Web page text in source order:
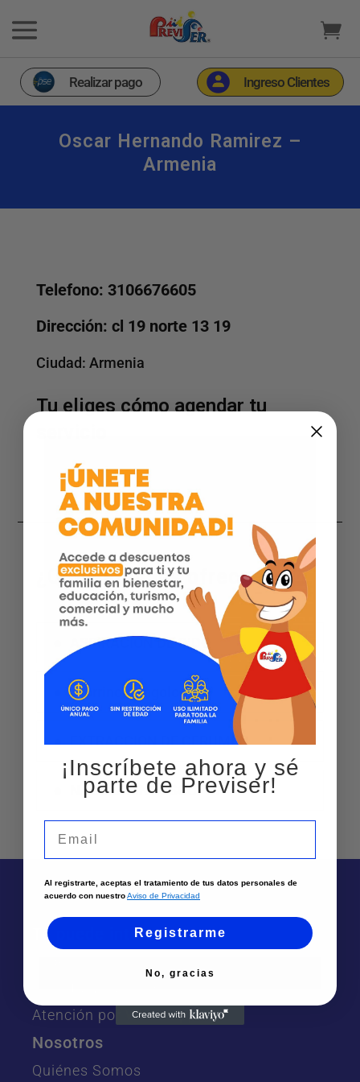
Realizar pago Ingreso Clientes
Oscar Hernando Ramirez –
Armenia
Telefono: 3106676605
Dirección: cl 19 norte 13 19
Ciudad: Armenia
Tu eliges cómo agendar tu
¿Qué servicios ofrecemos?
ASPIRACION DE OIDO
Otorrinolaringologia
EXTRACCION DE CERUMEN
NASOLARINGOSCOPIA
Te puede interesar
Atención por Whatsapp
Nosotros
Quiénes Somos
¡Inscríbete ahora y sé
parte de Previser!
Al registrarte, aceptas el tratamiento de tus datos personales de
acuerdo con nuestroAviso de Privacidad
Registrarme
No, gracias